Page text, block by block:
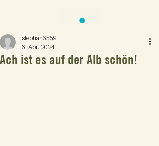
Ach ist es auf der Alb schön!
stephan6559
6. Apr. 2024